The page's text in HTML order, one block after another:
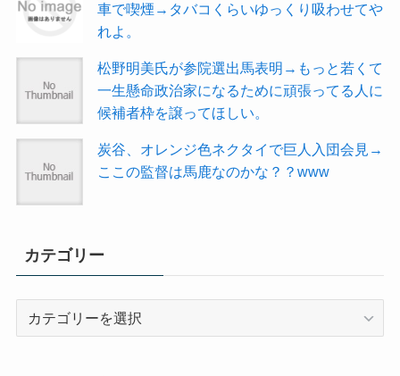
車で喫煙→タバコくらいゆっくり吸わせてや
れよ。
松野明美氏が参院選出馬表明→もっと若くて
一生懸命政治家になるために頑張ってる人に
候補者枠を譲ってほしい。
炭谷、オレンジ色ネクタイで巨人入団会見→
ここの監督は馬鹿なのかな？？www
カテゴリー